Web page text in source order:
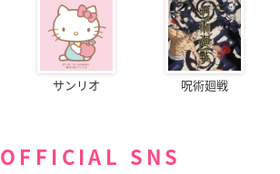
サンリオ 呪術廻戦
OFFICIAL SNS